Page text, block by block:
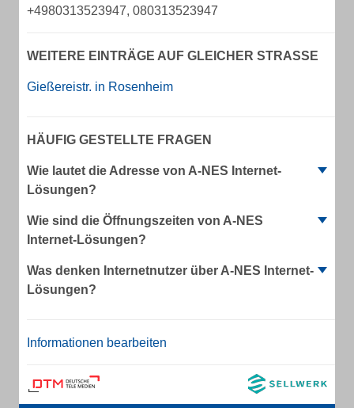
+4980313523947, 080313523947
WEITERE EINTRÄGE AUF GLEICHER STRASSE
Gießereistr. in Rosenheim
HÄUFIG GESTELLTE FRAGEN
Wie lautet die Adresse von A-NES Internet-
Lösungen?
Wie sind die Öffnungszeiten von A-NES
Internet-Lösungen?
Was denken Internetnutzer über A-NES Internet-
Lösungen?
Informationen bearbeiten